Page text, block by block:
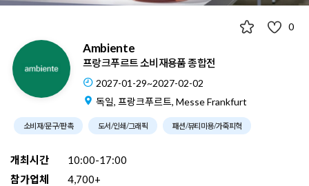
0
Ambiente
프랑크푸르트 소비재용품 종합전
2027-01-29~2027-02-02
독일, 프랑크푸르트, Messe Frankfurt
소비재/문구/판촉 도서/인쇄/그래픽 패션/뷰티미용/가죽피혁
개최시간
10:00-17:00
참가업체
4,700+